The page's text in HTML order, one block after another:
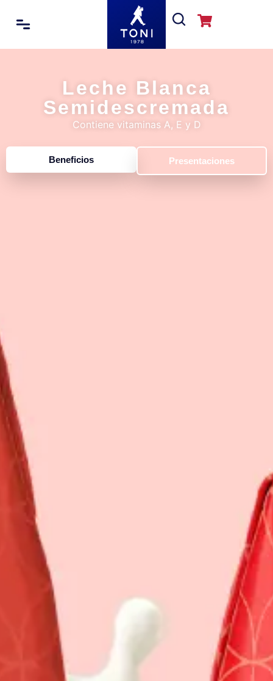
Leche Blanca
Semidescremada
Contiene vitaminas A, E y D
Beneficios Presentaciones